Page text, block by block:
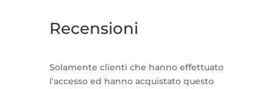
Recensioni
Solamente clienti che hanno effettuato
l'accesso ed hanno acquistato questo